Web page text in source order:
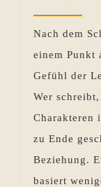
Nach dem
einem Punkt
Gefühl der
Wer
Charakteren
zu Ende
Beziehung.
basiert